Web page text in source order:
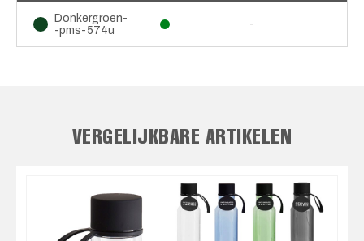
Donkergroen-
-pms-574u
-
VERGELIJKBARE ARTIKELEN